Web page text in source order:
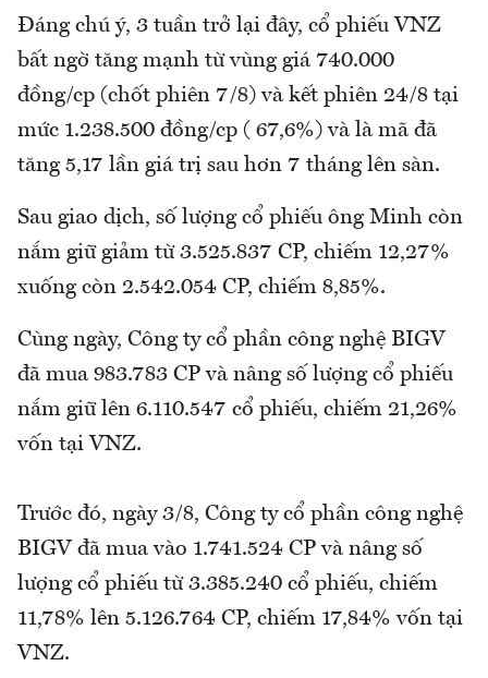
Đáng chú ý, 3 tuần trở lại đây, cổ phiếu VNZ
bất ngờ tăng mạnh từ vùng giá 740.000
đồng/cp (chốt phiên 7/8) và kết phiên 24/8 tại
mức 1.238.500 đồng/cp ( 67,6%) và là mã đã
tăng 5,17 lần giá trị sau hơn 7 tháng lên sàn.
Sau giao dịch, số lượng cổ phiếu ông Minh còn
nắm giữ giảm từ 3.525.837 CP, chiếm 12,27%
xuống còn 2.542.054 CP, chiếm 8,85%.
Cùng ngày, Công ty cổ phần công nghệ BIGV
đã mua 983.783 CP và nâng số lượng cổ phiếu
nắm giữ lên 6.110.547 cổ phiếu, chiếm 21,26%
vốn tại VNZ.
Trước đó, ngày 3/8, Công ty cổ phần công nghệ
BIGV đã mua vào 1.741.524 CP và nâng số
lượng cổ phiếu từ 3.385.240 cổ phiếu, chiếm
11,78% lên 5.126.764 CP, chiếm 17,84% vốn tại
VNZ.